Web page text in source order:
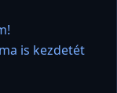
is kezdetét